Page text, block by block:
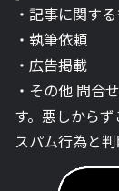
・記事に関す
・執筆依頼
・広告掲載
・その他 問合
す。悪しから
スパム行為と